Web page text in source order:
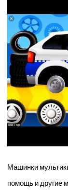
Машинки
помощь и другие